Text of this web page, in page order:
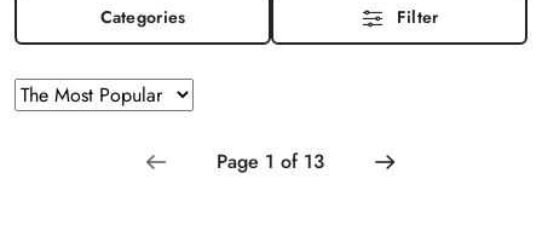
Categories Filter
Sorting
applied:
Sort
by